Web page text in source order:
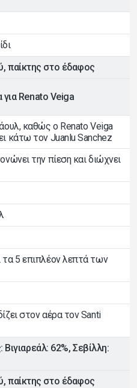
παίκτης στο έδαφος
για Renato Veiga
καθώς ο Renato Veiga
κάτω τον Juanlu Sanchez
την πίεση και διώχνει
τα 5 επιπλέον λεπτά των
στον αέρα τον Santi
62%, Σεβίλλη:
παίκτης στο έδαφος